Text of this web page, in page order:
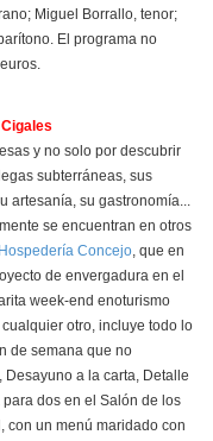
Miguel Borrallo, tenor;
El programa no
y no solo por descubrir
subterráneas, sus
artesanía, su gastronomía...
se encuentran en otros
Hospedería Concejo, que en
de envergadura en el
week-end enoturismo
otro, incluye todo lo
de semana que no
a la carta, Detalle
dos en el Salón de los
con un menú maridado con